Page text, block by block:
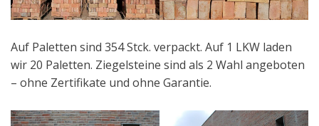
Auf Paletten sind 354 Stck. verpackt. Auf 1 LKW laden
wir 20 Paletten. Ziegelsteine sind als 2 Wahl angeboten
– ohne Zertifikate und ohne Garantie.